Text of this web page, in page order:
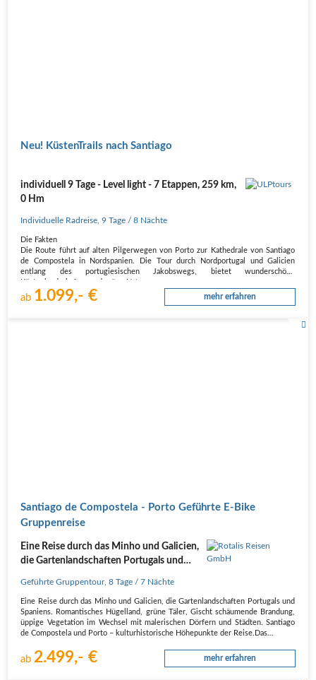
Neu! KüstenTrails nach Santiago
individuell 9 Tage - Level light - 7 Etappen, 259 km,
0 Hm
Individuelle Radreise ,9 Tage / 8 Nächte
Die Fakten
Die Route führt auf alten Pilgerwegen von Porto zur Kathedrale von Santiago
de Compostela in Nordspanien. Die Tour durch Nordportugal und Galicien
entlang des portugiesischen Jakobswegs, bietet wunderschöne
Die Anforderungen
Du fährst regelmäßig Fahrrad,…
ab 1.099,- € mehr erfahren
Santiago de Compostela - Porto Geführte E-Bike
Gruppenreise
Eine Reise durch das Minho und Galicien,
die Gartenlandschaften Portugals und
Geführte Gruppentour,8 Tage / 7 Nächte
Eine Reise durch das Minho und Galicien, die Gartenlandschaften Portugals und
Spaniens. Romantisches Hügelland, grüne Täler, Gischt schäumende Brandung,
üppige Vegetation im Wechsel mit malerischen Dörfern und Städten. Santiago
de Compostela und Porto – kulturhistorische Höhepunkte der Reise.Das…
ab 2.499,- € mehr erfahren